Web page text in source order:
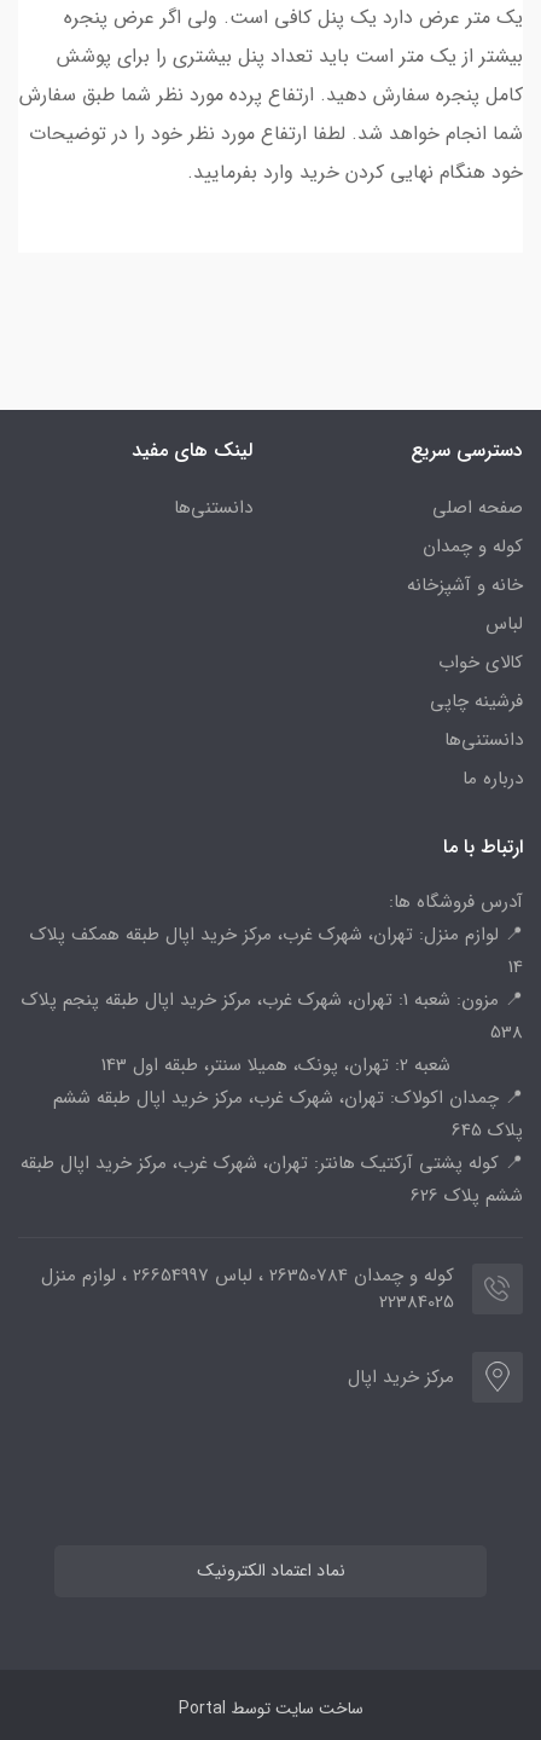
یک متر عرض دارد یک پنل کافی است. ولی اگر عرض پنجره
بیشتر از یک متر است باید تعداد پنل بیشتری را برای پوشش
کامل پنجره سفارش دهید. ارتفاع پرده مورد نظر شما طبق سفارش
شما انجام خواهد شد. لطفا ارتفاع مورد نظر خود را در توضیحات
خود هنگام نهایی کردن خرید وارد بفرمایید.
دسترسی سریع
صفحه اصلی
کوله و چمدان
خانه و آشپزخانه
لباس
کالای خواب
فرشینه چاپی
دانستنی‌ها
درباره ما
لینک های مفید
دانستنی‌ها
ارتباط با ما
آدرس فروشگاه ها:
📍 لوازم منزل: تهران، شهرک غرب، مرکز خرید اپال طبقه همکف پلاک
14
📍 مزون: شعبه 1: تهران، شهرک غرب، مرکز خرید اپال طبقه پنجم پلاک
538
شعبه 2: تهران، پونک، همیلا سنتر، طبقه اول 143
📍 چمدان اکولاک: تهران، شهرک غرب، مرکز خرید اپال طبقه ششم
پلاک 645
📍 کوله پشتی آرکتیک هانتر: تهران، شهرک غرب، مرکز خرید اپال طبقه
ششم پلاک 626
کوله و چمدان 26350784 ، لباس 26654997 ، لوازم منزل
22384025
مرکز خرید اپال
نماد اعتماد الکترونیک
ساخت سایت توسط Portal